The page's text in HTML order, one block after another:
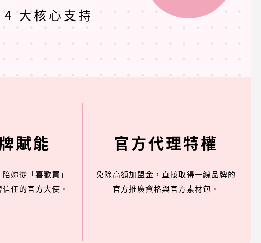
大核心支持
賦能
妳從「喜歡買」
任的官方大使。
官方代理特權
免除高額加盟金，直接取得一線品牌的
官方推廣資格與官方素材包。